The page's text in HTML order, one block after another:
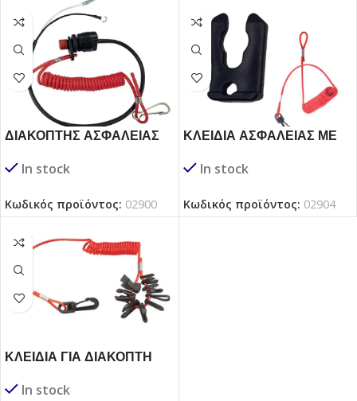
ΔΙΑΚΟΠΤΗΣ ΑΣΦΑΛΕΙΑΣ
In stock
Κωδικός προϊόντος: 02900
ΚΛΕΙΔΙΑ ΑΣΦΑΛΕΙΑΣ ΜΕ
ΣΒΗΣΙΜΑΤΟΣ / QUICK
In stock
Κωδικός προϊόντος: 02904
ΚΛΕΙΔΙΑ ΓΙΑ ΔΙΑΚΟΠΤΗ
ΜΕ ΣΠΙΡΑΛ
In stock